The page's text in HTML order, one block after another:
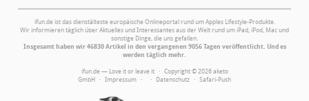
ifun.de ist das dienstälteste europäische Onlineportal rund um Apples Lifestyle-Produkte.
Wir informieren täglich über Aktuelles und Interessantes aus der Welt rund um iPad, iPod, Mac und
sonstige Dinge, die uns gefallen.
Insgesamt haben wir 46830 Artikel in den vergangenen 9056 Tagen veröffentlicht. Und es
werden täglich mehr.
ifun.de — Love it or leave it · Copyright © 2026 aketo
GmbH · Impressum · · Datenschutz · Safari-Push